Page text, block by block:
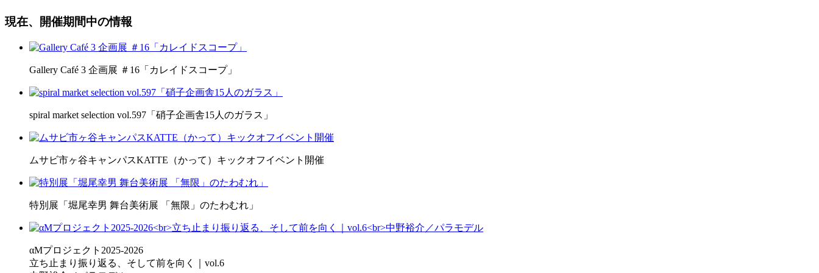
現在、開催期間中の情報
Gallery Café 3 企画展 ＃16「カレイドスコープ」
spiral market selection vol.597「硝子企画舎15人のガラス」
ムサビ市ヶ谷キャンパスKATTE（かって）キックオフイベント開催
特別展「堀尾幸男 舞台美術展 「無限」のたわむれ」
αMプロジェクト2025-2026
立ち止まり振り返る、そして前を向く｜vol.6